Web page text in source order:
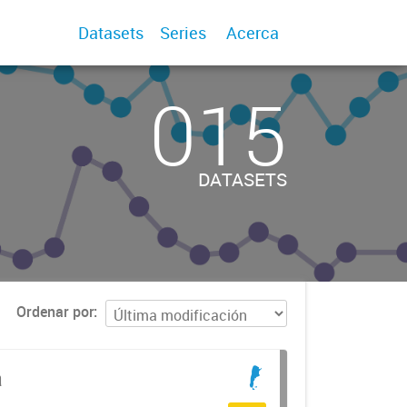
Datasets Series Acerca
015
DATASETS
Ordenar por